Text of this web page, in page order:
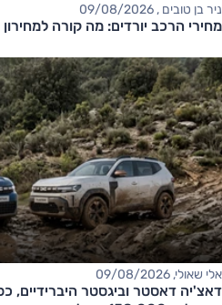
ניר בן טובים , 09/08/2026
מחירי הרכב יורדים: מה קורה למחירון
אלי שאולי, 09/08/2026
דאצ'יה דאסטר וביגסטר היברידיים,